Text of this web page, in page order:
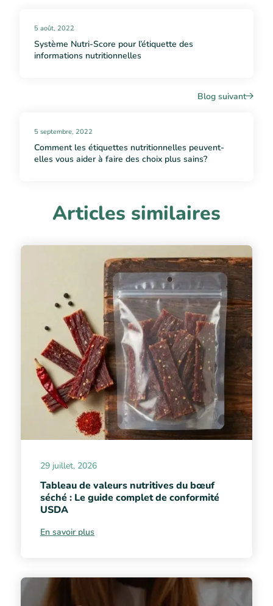
5 août, 2022
Système Nutri-Score pour l’étiquette des
informations nutritionnelles
Blog suivant
5 septembre, 2022
Comment les étiquettes nutritionnelles peuvent-
elles vous aider à faire des choix plus sains?
Articles similaires
29 juillet, 2026
Tableau de valeurs nutritives du bœuf
séché : Le guide complet de conformité
USDA
En savoir plus